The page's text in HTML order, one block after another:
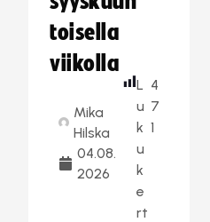
toisella
viikolla
Mika
Hilska
04.08.
2026
L
u
k
u
k
e
rt
4
7
1